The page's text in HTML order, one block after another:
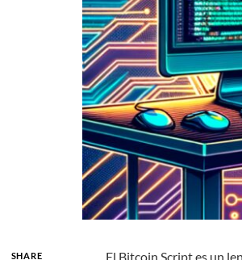
SHARE
El Bitcoin Script es un